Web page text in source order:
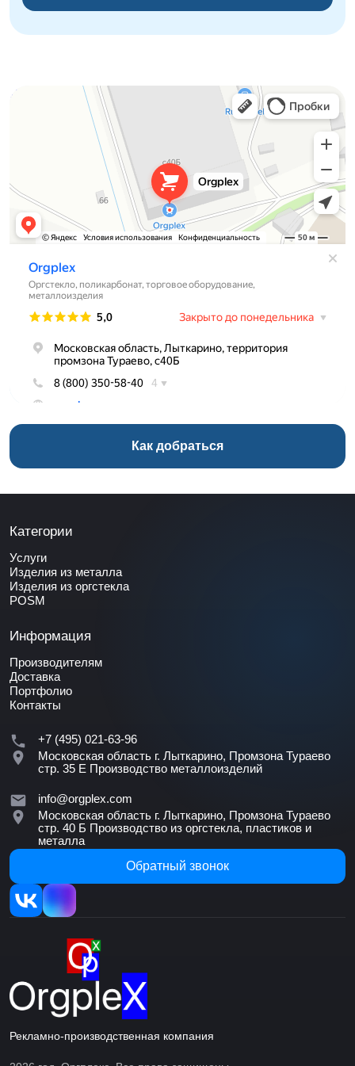
Orgplex
Оргстекло, поликарбонат в Лыткарине
Торговое оборудование в Лыткарине
Как добраться
Категории
Услуги
Изделия из металла
Изделия из оргстекла
POSM
Информация
Производителям
Доставка
Портфолио
Контакты
+7 (495) 021-63-96
Московская область г. Лыткарино, Промзона Тураево
стр. 35 Е Производство металлоизделий
info@orgplex.com
Московская область г. Лыткарино, Промзона Тураево
стр. 40 Б Производство из оргстекла, пластиков и
металла
Обратный звонок
Рекламно-производственная компания